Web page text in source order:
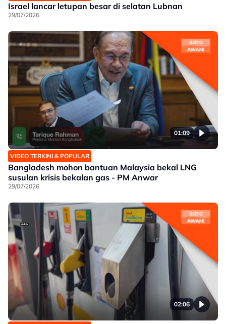
Israel lancar letupan besar di selatan Lubnan
29/07/2026
01:09
VIDEO TERKINI & POPULAR
Bangladesh mohon bantuan Malaysia bekal LNG
susulan krisis bekalan gas - PM Anwar
29/07/2026
02:06